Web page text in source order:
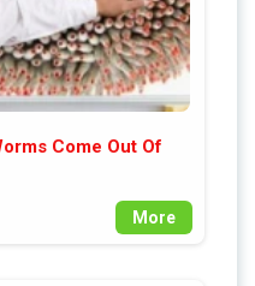
Come Out Of
More